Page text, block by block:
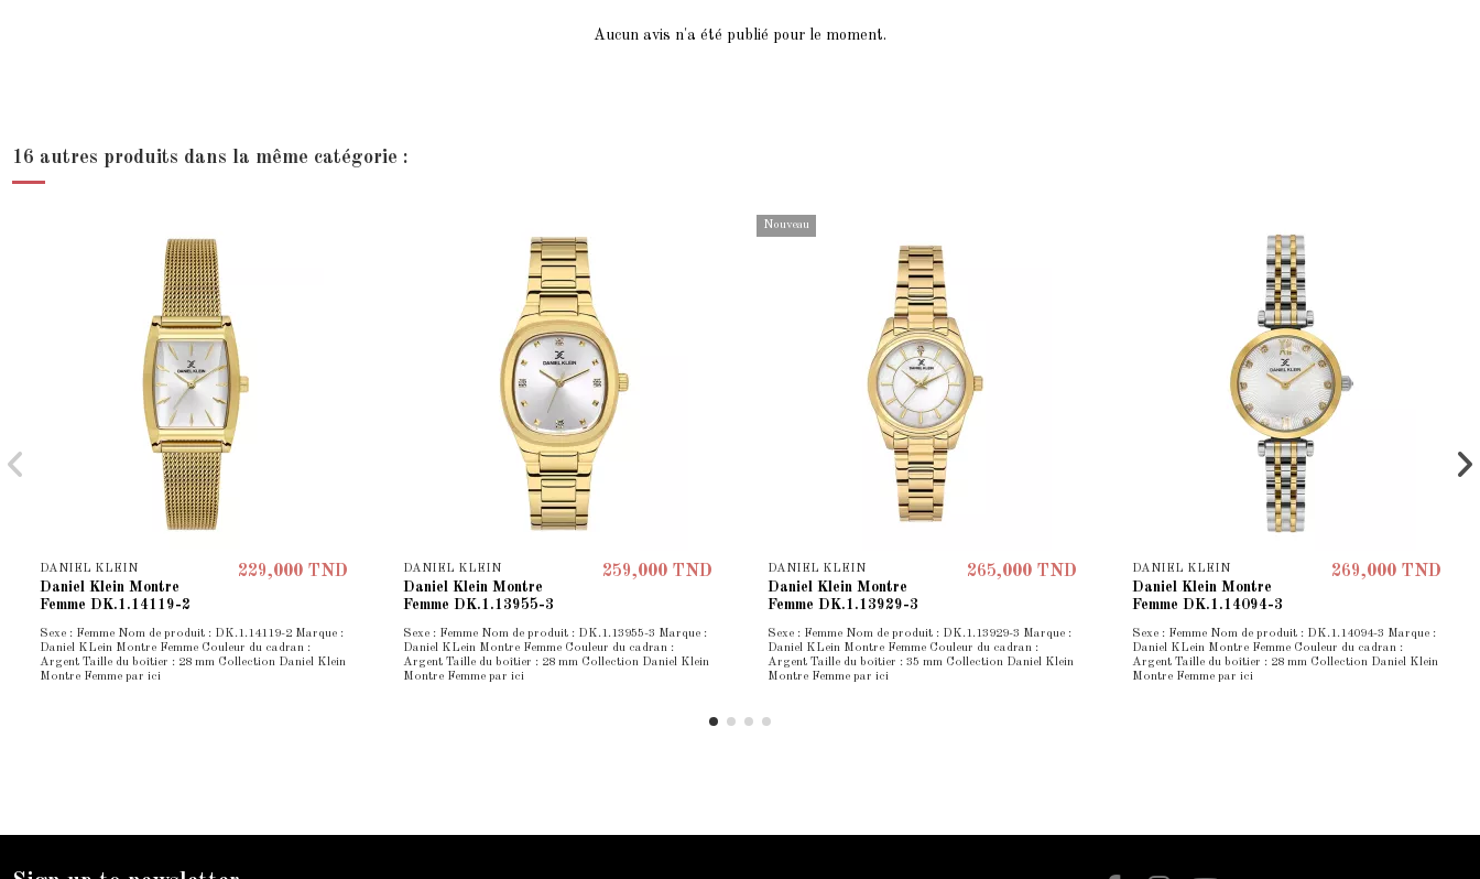
Aucun avis n'a été publié pour le moment.
16 autres produits dans la même catégorie :
DANIEL KLEIN
Daniel Klein Montre
Femme DK.1.14119-2
229,000 TND
Sexe : Femme Nom de produit : DK.1.14119-2 Marque :
Daniel KLein Montre Femme Couleur du cadran :
Argent Taille du boîtier : 28 mm Collection Daniel Klein
Montre Femme par ici
DANIEL KLEIN
Daniel Klein Montre
Femme DK.1.13955-3
259,000 TND
Sexe : Femme Nom de produit : DK.1.13955-3 Marque :
Daniel KLein Montre Femme Couleur du cadran :
Argent Taille du boîtier : 28 mm Collection Daniel Klein
Montre Femme par ici
Nouveau
DANIEL KLEIN
Daniel Klein Montre
Femme DK.1.13929-3
265,000 TND
Sexe : Femme Nom de produit : DK.1.13929-3 Marque :
Daniel KLein Montre Femme Couleur du cadran :
Argent Taille du boîtier : 35 mm Collection Daniel Klein
Montre Femme par ici
DANIEL KLEIN
Daniel Klein Montre
Femme DK.1.14094-3
269,000 TND
Sexe : Femme Nom de produit : DK.1.14094-3 Marque :
Daniel KLein Montre Femme Couleur du cadran :
Argent Taille du boîtier : 28 mm Collection Daniel Klein
Montre Femme par ici